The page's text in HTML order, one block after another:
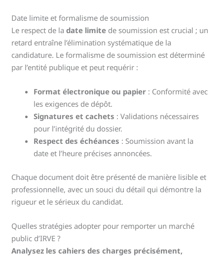
Date limite et formalisme de soumission
Le respect de ladate limite de soumission est crucial ; un
retard entraîne l’élimination systématique de la
candidature. Le formalisme de soumission est déterminé
par l’entité publique et peut requérir :
Format électronique ou papier : Conformité avec
les exigences de dépôt.
Signatures et cachets : Validations nécessaires
pour l’intégrité du dossier.
Respect des échéances : Soumission avant la
date et l’heure précises annoncées.
Chaque document doit être présenté de manière lisible et
professionnelle, avec un souci du détail qui démontre la
rigueur et le sérieux du candidat.
Quelles stratégies adopter pour remporter un marché
public d’IRVE ?
Analysez les cahiers des charges précisément,